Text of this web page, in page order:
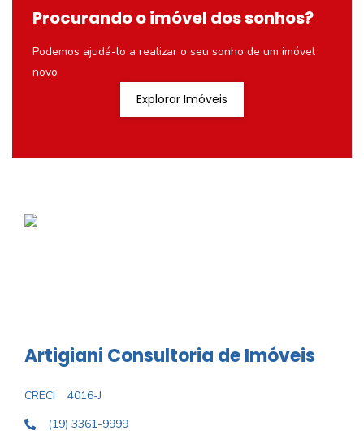
Procurando o imóvel dos sonhos?
Podemos ajudá-lo a realizar o seu sonho de um imóvel
novo
Explorar Imóveis
Artigiani Consultoria de Imóveis
CRECI
4016-J
(19) 3361-9999